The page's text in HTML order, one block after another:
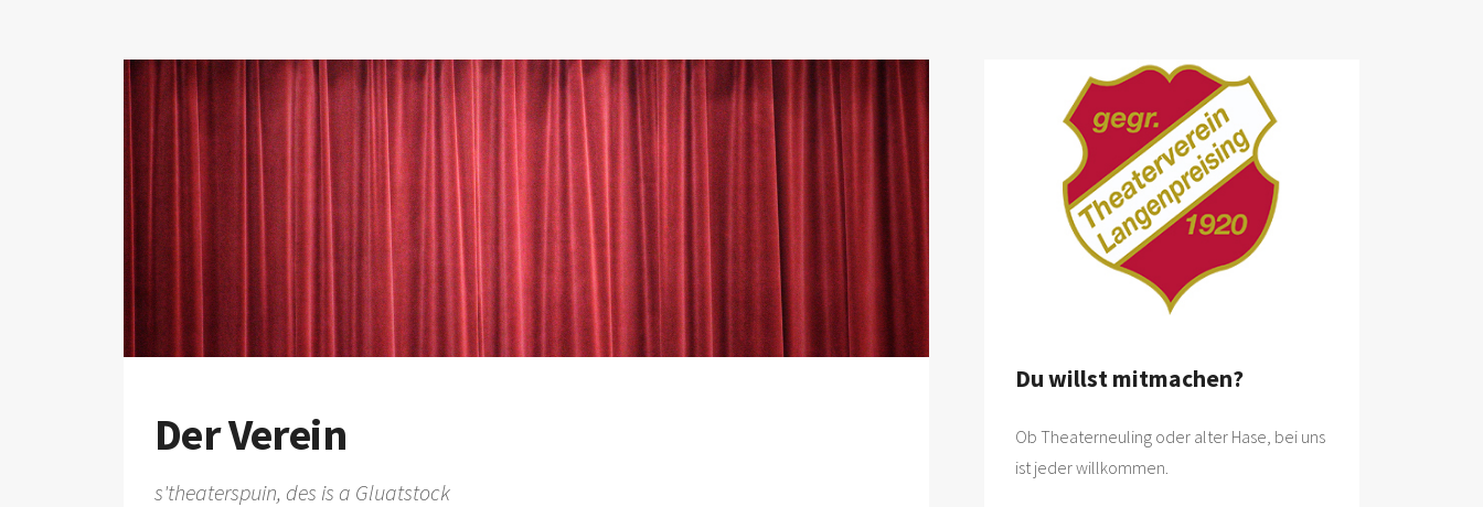
Der Verein
s'theaterspuin, des is a Gluatstock
Du willst mitmachen?
Ob Theaterneuling oder alter Hase, bei uns
ist jeder willkommen.